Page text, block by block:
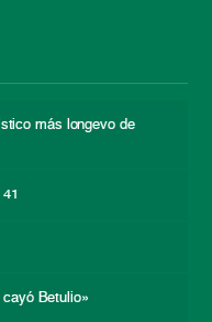
más longevo de
Betulio»